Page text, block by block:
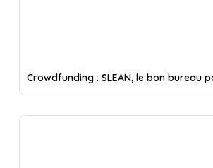
Crowdfunding : SLEAN, le bon bureau